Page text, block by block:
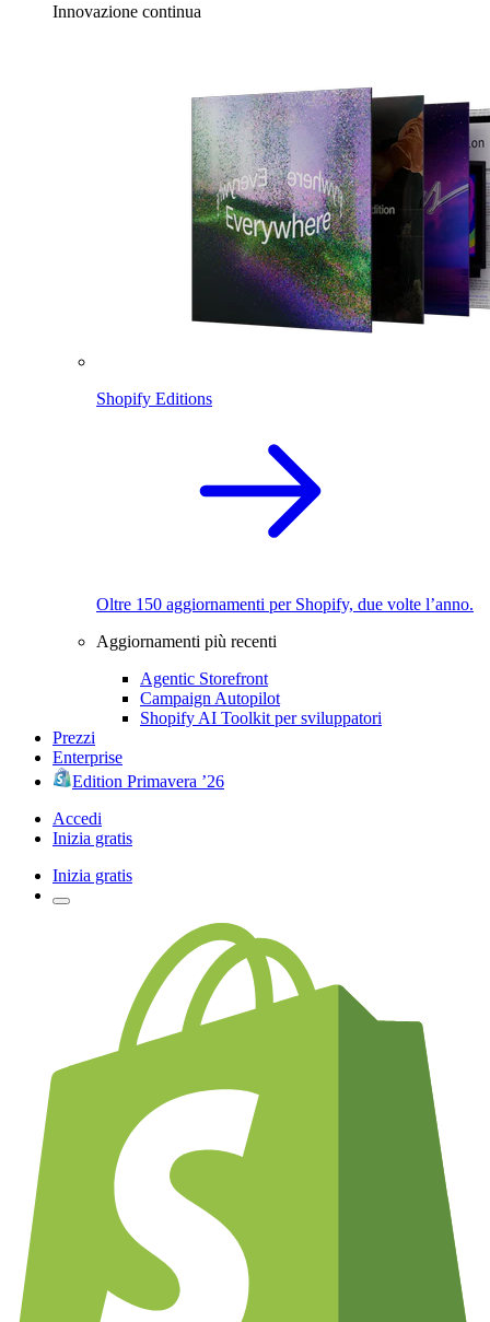
Innovazione continua
Shopify Editions
Oltre 150 aggiornamenti per Shopify, due volte l’anno.
Aggiornamenti più recenti
Agentic Storefront
Campaign Autopilot
Shopify AI Toolkit per sviluppatori
Prezzi
Enterprise
Edition Primavera ’26
Accedi
Inizia gratis
Inizia gratis